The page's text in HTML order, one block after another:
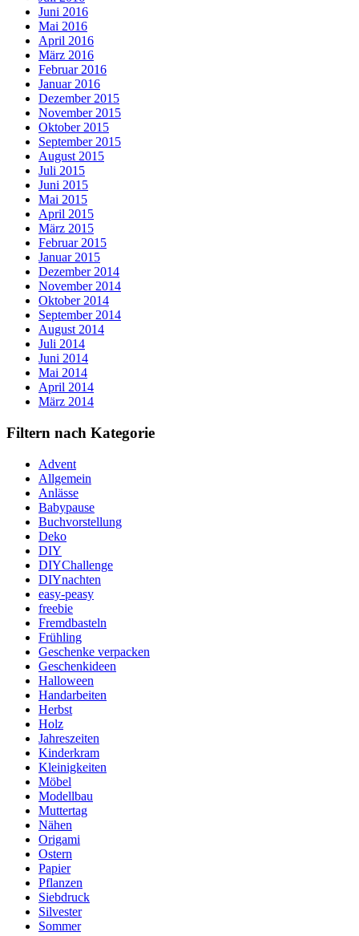
Juni 2016
Mai 2016
April 2016
März 2016
Februar 2016
Januar 2016
Dezember 2015
November 2015
Oktober 2015
September 2015
August 2015
Juli 2015
Juni 2015
Mai 2015
April 2015
März 2015
Februar 2015
Januar 2015
Dezember 2014
November 2014
Oktober 2014
September 2014
August 2014
Juli 2014
Juni 2014
Mai 2014
April 2014
März 2014
Filtern nach Kategorie
Advent
Allgemein
Anlässe
Babypause
Buchvorstellung
Deko
DIY
DIYChallenge
DIYnachten
easy-peasy
freebie
Fremdbasteln
Frühling
Geschenke verpacken
Geschenkideen
Halloween
Handarbeiten
Herbst
Holz
Jahreszeiten
Kinderkram
Kleinigkeiten
Möbel
Modellbau
Muttertag
Nähen
Origami
Ostern
Papier
Pflanzen
Siebdruck
Silvester
Sommer